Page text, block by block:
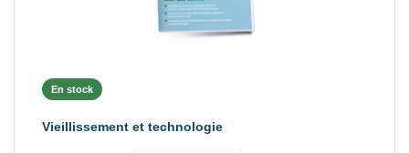
En stock
Vieillissement et technologie